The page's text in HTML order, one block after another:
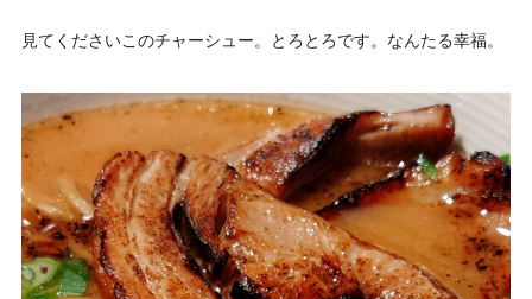
見てくださいこのチャーシュー。とろとろです。なんたる幸福。